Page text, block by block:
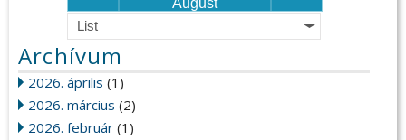
August
List
Archívum
2026. április (1)
2026. március (2)
2026. február (1)